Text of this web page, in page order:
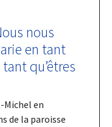
nous
en tant
qu’êtres
Michel en
de la paroisse